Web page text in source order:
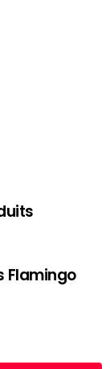
Flamingo